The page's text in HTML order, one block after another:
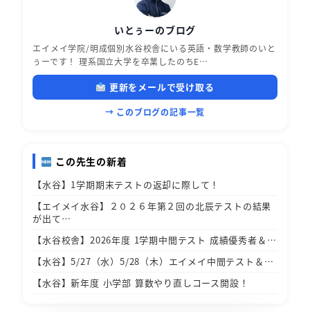
いとぅーのブログ
エイメイ学院/明成個別水谷校舎にいる英語・数学教師のいと
ぅーです！ 理系国立大学を卒業したのちE…
更新をメールで受け取る
→ このブログの記事一覧
この先生の新着
【水谷】1学期期末テストの返却に際して！
【エイメイ水谷】２０２６年第２回の北辰テストの結果
が出て…
【水谷校舎】2026年度 1学期中間テスト 成績優秀者＆…
【水谷】5/27（水）5/28（木）エイメイ中間テスト＆…
【水谷】新年度 小学部 算数やり直しコース開設！